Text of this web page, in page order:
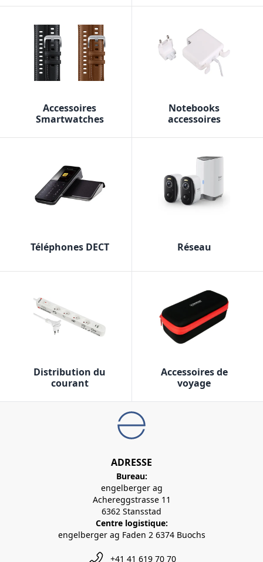
Accessoires
Smartwatches
Notebooks
accessoires
Téléphones DECT Réseau
Distribution du
courant
Accessoires de
voyage
ADRESSE
Bureau:
engelberger ag
Achereggstrasse 11
6362 Stansstad
Centre logistique:
engelberger ag Faden 2 6374 Buochs
+41 41 619 70 70